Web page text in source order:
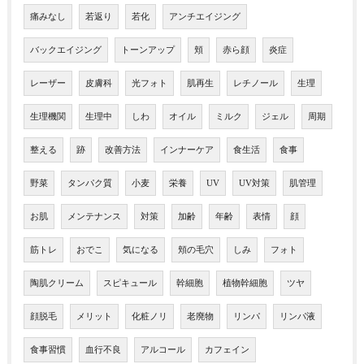
痛みなし 若返り 若化 アンチエイジング
バックエイジング トーンアップ 頬 赤ら顔 炎症
レーザー 皮膚科 光フォト 肌再生 レチノール 生理
生理機関 生理中 しわ オイル ミルク ジェル 周期
整える 跡 改善方法 インナーケア 食生活 食事
野菜 タンパク質 小麦 栄養 UV UV対策 肌管理
お肌 メンテナンス 対策 加齢 年齢 表情 顔
筋トレ おでこ 気になる 頬の毛穴 しみ フォト
陶肌クリーム スピキュール 幹細胞 植物幹細胞 ツヤ
顔脱毛 メリット 化粧ノリ 老廃物 リンパ リンパ液
食事習慣 血行不良 アルコール カフェイン